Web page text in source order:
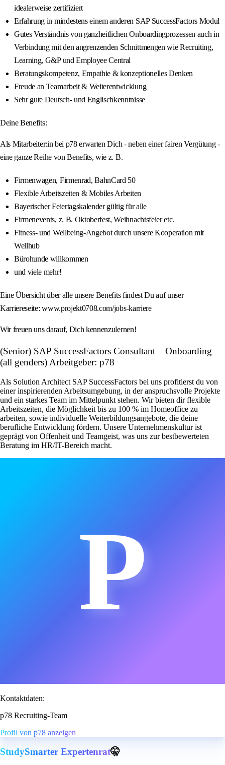
idealerweise zertifiziert
Erfahrung in mindestens einem anderen SAP SuccessFactors Modul
Gutes Verständnis von ganzheitlichen Onboardingprozessen auch in
Verbindung mit den angrenzenden Schnittmengen wie Recruiting,
Learning, G&P und Employee Central
Beratungskompetenz, Empathie & konzeptionelles Denken
Freude an Teamarbeit & Weiterentwicklung
Sehr gute Deutsch- und Englischkenntnisse
Deine Benefits:
Als Mitarbeiter:in bei p78 erwarten Dich - neben einer fairen Vergütung -
eine ganze Reihe von Benefits, wie z. B.
Firmenwagen, Firmenrad, BahnCard 50
Flexible Arbeitszeiten & Mobiles Arbeiten
Bayerischer Feiertagskalender gültig für alle
Firmenevents, z. B. Oktoberfest, Weihnachtsfeier etc.
Fitness- und Wellbeing-Angebot durch unsere Kooperation mit
Wellhub
Bürohunde willkommen
und viele mehr!
Eine Übersicht über alle unsere Benefits findest Du auf unser
Karriereseite: www.projekt0708.com/jobs-karriere
Wir freuen uns darauf, Dich kennenzulernen!
(Senior) SAP SuccessFactors Consultant – Onboarding
(all genders) Arbeitgeber: p78
Als Solution Architect SAP SuccessFactors bei uns profitierst du von
einer inspirierenden Arbeitsumgebung, in der anspruchsvolle Projekte
und ein starkes Team im Mittelpunkt stehen. Wir bieten dir flexible
Arbeitszeiten, die Möglichkeit bis zu 100 % im Homeoffice zu
arbeiten, sowie individuelle Weiterbildungsangebote, die deine
berufliche Entwicklung fördern. Unsere Unternehmenskultur ist
geprägt von Offenheit und Teamgeist, was uns zur bestbewerteten
Beratung im HR/IT-Bereich macht.
P
Kontaktdaten:
p78 Recruiting-Team
Profil von p78 anzeigen
StudySmarter Expertenrat🤫